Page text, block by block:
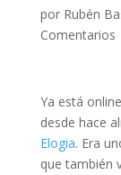
por Rubén
Comentarios
Ya está
desde hace
Elogia. Era
que también